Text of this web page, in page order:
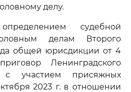
делу.
судебной
делам Второго
общей юрисдикции от 4
Ленинградского
с участием присяжных
2023 г. в отношении